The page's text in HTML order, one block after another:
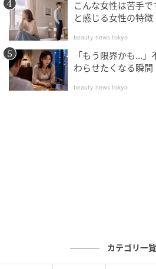
こんな女性は苦手で
と感じる女性の特徴
beauty news tokyo
「もう限界かも…
わらせたくなる瞬間
beauty news tokyo
カテゴリ一覧